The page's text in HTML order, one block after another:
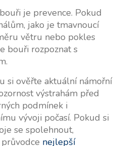
je prevence. Pokud
jako je tmavnoucí
větru nebo pokles
bouři rozpoznat s
si ověřte aktuální námořní
výstrahám před
podmínek i
vývoji počasí. Pokud si
se spolehnout,
nejlepší